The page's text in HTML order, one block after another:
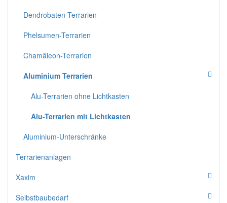
Dendrobaten-Terrarien
Phelsumen-Terrarien
Chamäleon-Terrarien
Aluminium Terrarien
Alu-Terrarien ohne Lichtkasten
Alu-Terrarien mit Lichtkasten
Aluminium-Unterschränke
Terrarienanlagen
Xaxim
Selbstbaubedarf